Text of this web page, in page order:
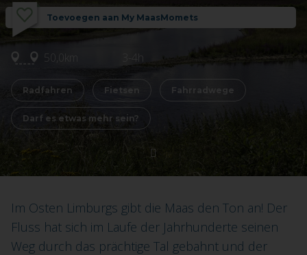
Toevoegen aan My MaasMomets
50,0km 3-4h
Radfahren Fietsen Fahrradwege
Darf es etwas mehr sein?
Im Osten Limburgs gibt die Maas den Ton an! Der
Fluss hat sich im Laufe der Jahrhunderte seinen
Weg durch das prächtige Tal gebahnt und der